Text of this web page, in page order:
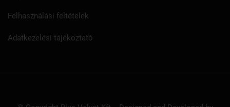
Felhasználási feltételek
Adatkezelési tájékoztató